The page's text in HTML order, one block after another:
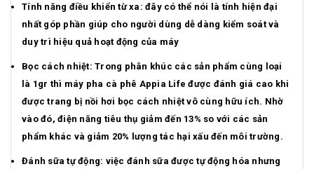
Tính năng điều khiển từ xa: đây có thể nói là tính hiện đại
nhất góp phần giúp cho người dùng dễ dàng kiểm soát và
duy trì hiệu quả hoạt động của máy
Bọc cách nhiệt: Trong phân khúc các sản phẩm cùng loại
là 1gr thì máy pha cà phê Appia Life được đánh giá cao khi
được trang bị nồi hơi bọc cách nhiệt vô cùng hữu ích. Nhờ
vào đó, điện năng tiêu thụ giảm đến 13% so với các sản
phẩm khác và giảm 20% lượng tác hại xấu đến môi trường.
Đánh sữa tự động: việc đánh sữa được tự động hóa nhưng